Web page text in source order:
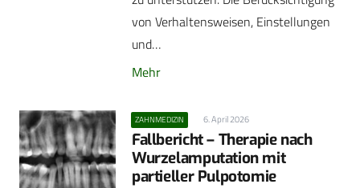
von Verhaltensweisen, Einstellungen
und…
Mehr
ZAHNMEDIZIN 6. April 2026
Fallbericht – Therapie nach
Wurzelamputation mit
partieller Pulpotomie